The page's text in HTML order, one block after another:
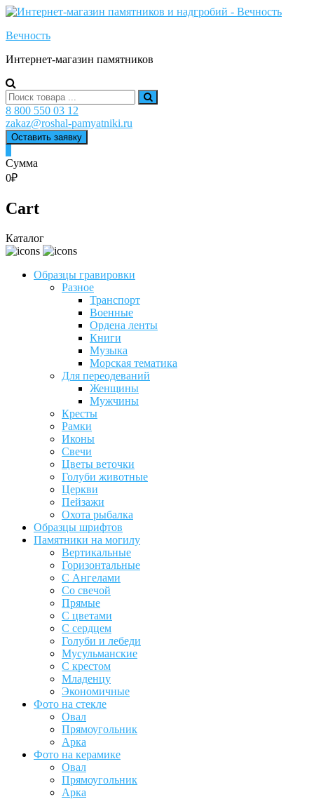
Skip
content
Вечность
Интернет-магазин памятников
Search
for:
8 800 550 03 12
zakaz@roshal-pamyatniki.ru
Оставить заявку
Сумма
0₽
Cart
Каталог
Образцы гравировки
Разное
Транспорт
Военные
Ордена ленты
Книги
Музыка
Морская тематика
Для переодеваний
Женщины
Мужчины
Кресты
Рамки
Иконы
Свечи
Цветы веточки
Голуби животные
Церкви
Пейзажи
Охота рыбалка
Образцы шрифтов
Памятники на могилу
Вертикальные
Горизонтальные
С Ангелами
Со свечой
Прямые
С цветами
С сердцем
Голуби и лебеди
Мусульманские
С крестом
Младенцу
Экономичные
Фото на стекле
Овал
Прямоугольник
Арка
Фото на керамике
Овал
Прямоугольник
Арка